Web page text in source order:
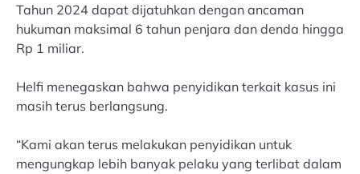
Tahun 2024 dapat dijatuhkan dengan ancaman
hukuman maksimal 6 tahun penjara dan denda hingga
Rp 1 miliar.
Helfi menegaskan bahwa penyidikan terkait kasus ini
masih terus berlangsung.
“Kami akan terus melakukan penyidikan untuk
mengungkap lebih banyak pelaku yang terlibat dalam